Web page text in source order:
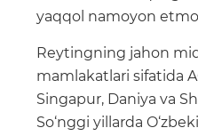
yaqqol namoyon
Reytingning jahon
mamlakatlari sifatida
Singapur, Daniya va
So‘nggi yillarda